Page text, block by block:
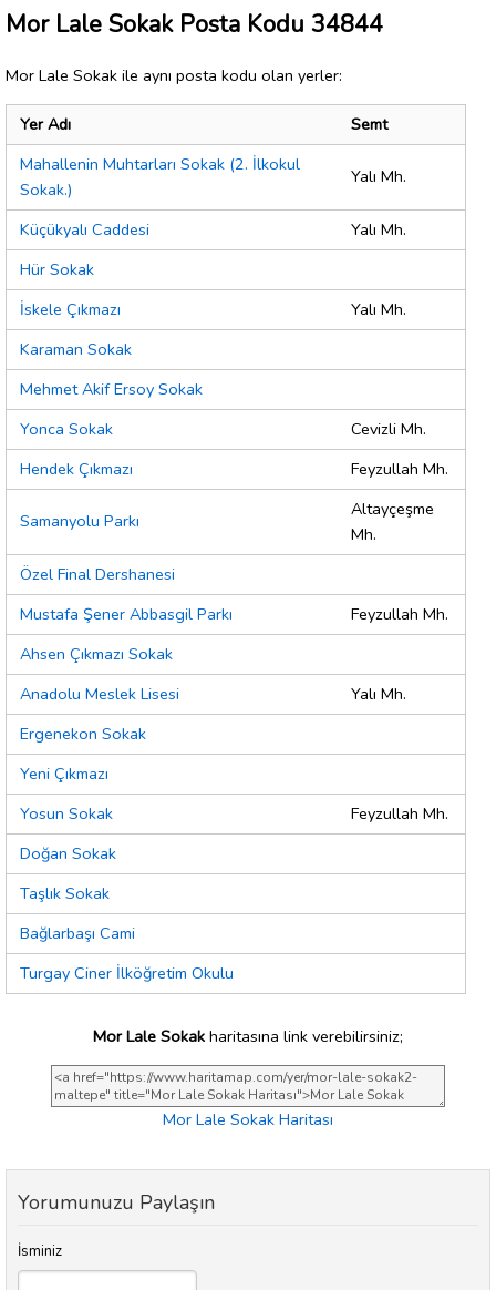
Mor Lale Sokak Posta Kodu 34844
Mor Lale Sokak ile aynı posta kodu olan yerler:
Yer Adı
Semt
Mahallenin Muhtarları Sokak (2. İlkokul
Sokak.)
Yalı Mh.
Küçükyalı Caddesi
Yalı Mh.
Hür Sokak
İskele Çıkmazı
Yalı Mh.
Karaman Sokak
Mehmet Akif Ersoy Sokak
Yonca Sokak
Cevizli Mh.
Hendek Çıkmazı
Feyzullah Mh.
Samanyolu Parkı
Altayçeşme
Mh.
Özel Final Dershanesi
Mustafa Şener Abbasgil Parkı
Feyzullah Mh.
Ahsen Çıkmazı Sokak
Anadolu Meslek Lisesi
Yalı Mh.
Ergenekon Sokak
Yeni Çıkmazı
Yosun Sokak
Feyzullah Mh.
Doğan Sokak
Taşlık Sokak
Bağlarbaşı Cami
Turgay Ciner İlköğretim Okulu
Mor Lale Sokak haritasına link verebilirsiniz;
Mor Lale Sokak Haritası
Yorumunuzu Paylaşın
İsminiz